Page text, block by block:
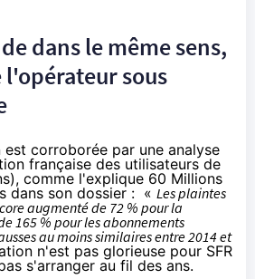
dans le même sens,
l'opérateur sous
corroborée par une analyse
française des utilisateurs de
comme l'explique 60 Millions
dans son dossier : « Les plaintes
augmenté de 72 % pourla
165 % pour les abonnements
au moins similaires entre 2014 et
n'est pas glorieuse pour SFR
s'arranger au fil des ans.